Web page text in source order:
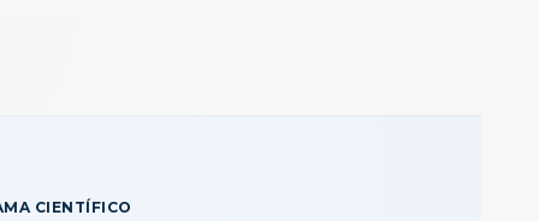
CIENTÍFICO